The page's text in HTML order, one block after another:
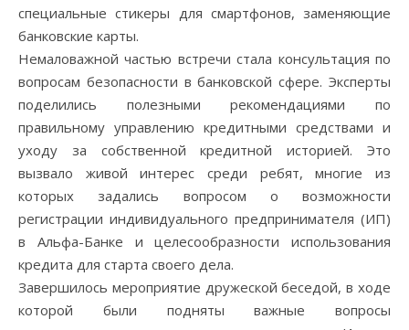
специальные стикеры для смартфонов, заменяющие
банковские карты.
Немаловажной частью встречи стала консультация по
вопросам безопасности в банковской сфере. Эксперты
поделились полезными рекомендациями по
правильному управлению кредитными средствами и
уходу за собственной кредитной историей. Это
вызвало живой интерес среди ребят, многие из
которых задались вопросом о возможности
регистрации индивидуального предпринимателя (ИП)
в Альфа-Банке и целесообразности использования
кредита для старта своего дела.
Завершилось мероприятие дружеской беседой, в ходе
которой были подняты важные вопросы